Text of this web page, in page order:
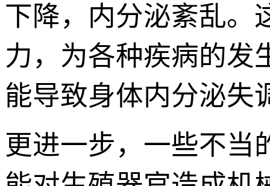
下降，内分泌紊乱。
力，为各种疾病的发
能导致身体内分泌失
更进一步，一些不当